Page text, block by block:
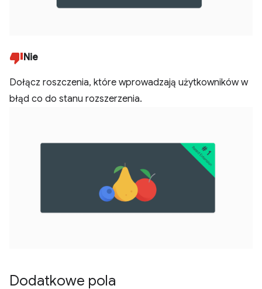
Nie
Dołącz roszczenia, które wprowadzają użytkowników w
błąd co do stanu rozszerzenia.
Dodatkowe pola